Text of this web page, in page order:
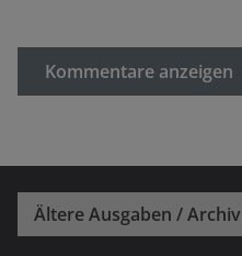
Kommentare anzeigen
Ältere Ausgaben / Archiv